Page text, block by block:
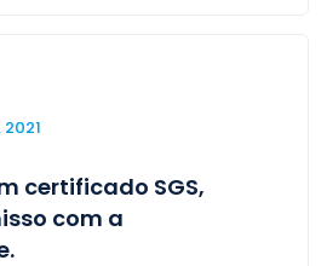
certificado SGS,
com a